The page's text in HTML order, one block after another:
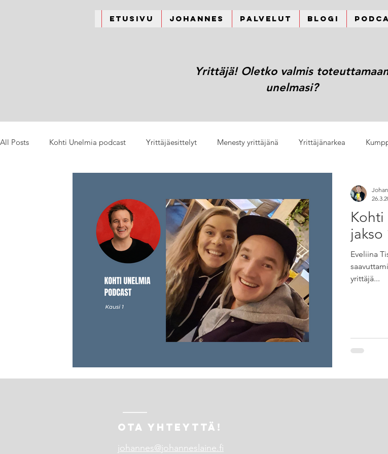
Etusivu Johannes Palvelut Blogi
Yrittäjä! Oletko valmis
unelmasi?
All Posts Kohti Unelmia podcast Yrittäjäesittelyt Menesty yrittäjänä Yrittäjänarkea
Kohti
jakso
Eveliina
yrittäjä...
OTA YHTEYTTÄ!
johannes@johanneslaine.fi